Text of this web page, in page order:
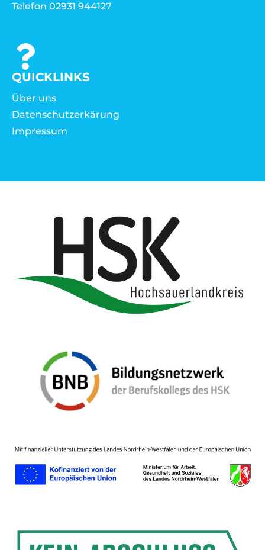
Telefon 02931 944127
QUICKLINKS
Über uns
Datenschutzerkärung
Impressum